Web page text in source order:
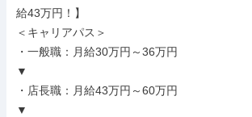
給43万円！】
＜キャリアパス＞
・一般職：月給30万円～36万円
▼
・店長職：月給43万円～60万円
▼